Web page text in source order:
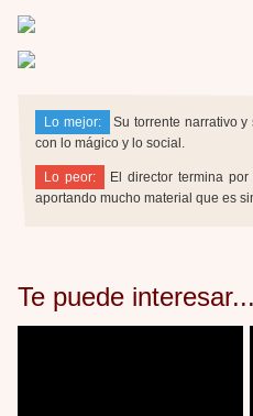
Lo mejor:
Su torrente narrativo
con lo mágico y lo social.
Lo peor:
El director termina
aportando mucho material que es
Te puede interesar...